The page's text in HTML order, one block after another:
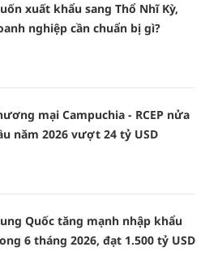
xuất khẩu sang Thổ Nhĩ Kỳ,
nghiệp cần chuẩn bị gì?
mại Campuchia - RCEP nửa
năm 2026 vượt 24 tỷ USD
Quốc tăng mạnh nhập khẩu
6 tháng 2026, đạt 1.500 tỷ USD